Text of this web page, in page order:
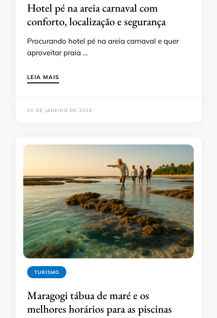
Hotel pé na areia carnaval com
conforto, localização e segurança
Procurando hotel pé na areia carnaval e quer
aproveitar praia …
LEIA MAIS
20 DE JANEIRO DE 2026
TURISMO
Maragogi tábua de maré e os
melhores horários para as piscinas